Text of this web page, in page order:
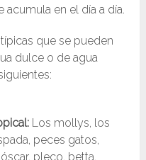
en el día a día.
que se pueden
dulce o de agua
Los mollys, los
peces gatos,
pleco, betta,